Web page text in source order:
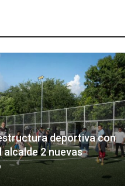
deportiva con
2 nuevas